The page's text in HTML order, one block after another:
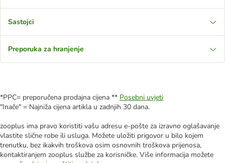
Sastojci
Preporuka za hranjenje
*PPC= preporučena prodajna cijena ** Posebni uvjeti
"Inače" = Najniža cijena artikla u zadnjih 30 dana.
zooplus ima pravo koristiti vašu adresu e-pošte za izravno oglašavanje
vlastite slične robe ili usluga. Možete uložiti prigovor u bilo kojem
trenutku, bez ikakvih troškova osim osnovnih troškova prijenosa,
kontaktiranjem zooplus službe za korisničke. Više informacija možete